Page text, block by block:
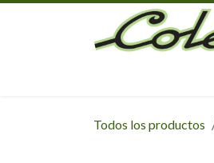
Ir al contenido
Todos los productos